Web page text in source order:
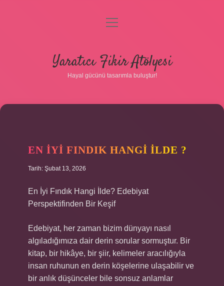
Gizlilik Politikası
Hakkımızda
menüyü
Yaratıcı Fikir Atölyesi
Hayal gücünü tasarımla buluştur!
EN IYI FINDIK HANGI ILDE ?
Tarih: Şubat 13, 2026
En İyi Fındık Hangi İlde? Edebiyat
Perspektifinden Bir Keşif
Edebiyat, her zaman bizim dünyayı nasıl
algıladığımıza dair derin sorular sormuştur. Bir
kitap, bir hikâye, bir şiir, kelimeler aracılığıyla
insan ruhunun en derin köşelerine ulaşabilir ve
bir anlık düşünceler bile sonsuz anlamlar